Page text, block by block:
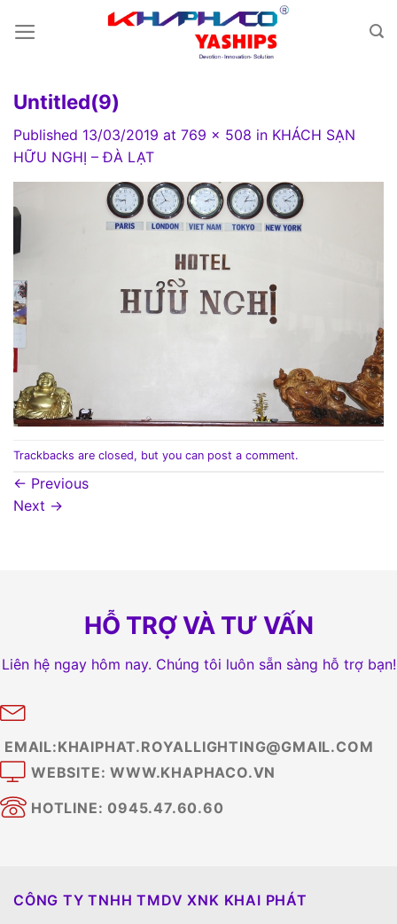
Untitled(9)
Published 13/03/2019 at 769 × 508 in KHÁCH SẠN
HỮU NGHỊ – ĐÀ LẠT
Trackbacks are closed, but you can post a comment.
← Previous
Next →
HỖ TRỢ VÀ TƯ VẤN
Liên hệ ngay hôm nay. Chúng tôi luôn sẵn sàng hỗ trợ bạn!
EMAIL:KHAIPHAT.ROYALLIGHTING@GMAIL.COM
WEBSITE: WWW.KHAPHACO.VN
HOTLINE: 0945.47.60.60
CÔNG TY TNHH TMDV XNK KHAI PHÁT